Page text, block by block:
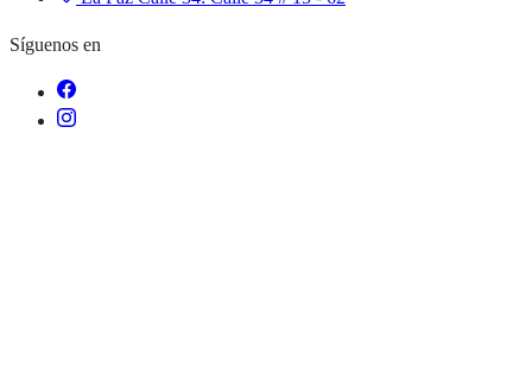
Síguenos en